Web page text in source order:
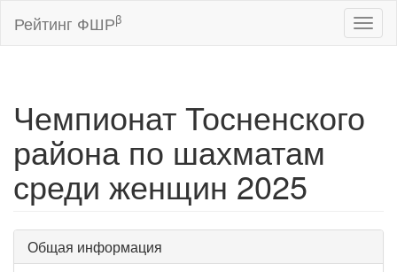
Рейтинг ФШРβ
Чемпионат Тосненского
района по шахматам
среди женщин 2025
Общая информация